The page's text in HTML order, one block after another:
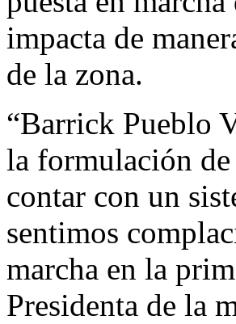
impacta de
de la zona.
“Barrick Pueblo
la formulación
contar con un
sentimos
marcha en la
Presidenta de la